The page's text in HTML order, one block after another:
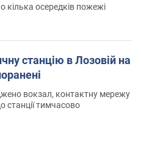
кілька осередків пожежі
станцію в Лозовій на
вокзал, контактну мережу
станції тимчасово